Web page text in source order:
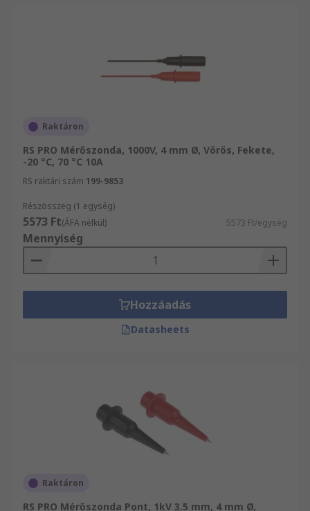
Raktáron
RS PRO Mérőszonda, 1000V, 4 mm Ø, Vörös, Fekete,
-20 °C, 70 °C 10A
RS raktári szám 199-9853
Részösszeg (1 egység)
5573 Ft(ÁFA nélkül) 5573 Ft/egység
Mennyiség
Hozzáadás
Datasheets
Raktáron
RS PRO Mérőszonda Pont, 1kV 3.5 mm, 4 mm Ø,